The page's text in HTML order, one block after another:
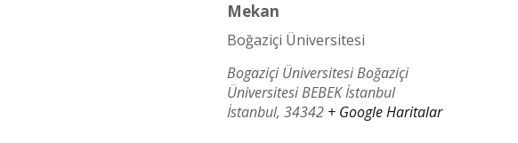
Mekan
Boğaziçi Üniversitesi
Bogaziçi Üniversitesi Boğaziçi
Üniversitesi BEBEK İstanbul
İstanbul, 34342 + Google Haritalar